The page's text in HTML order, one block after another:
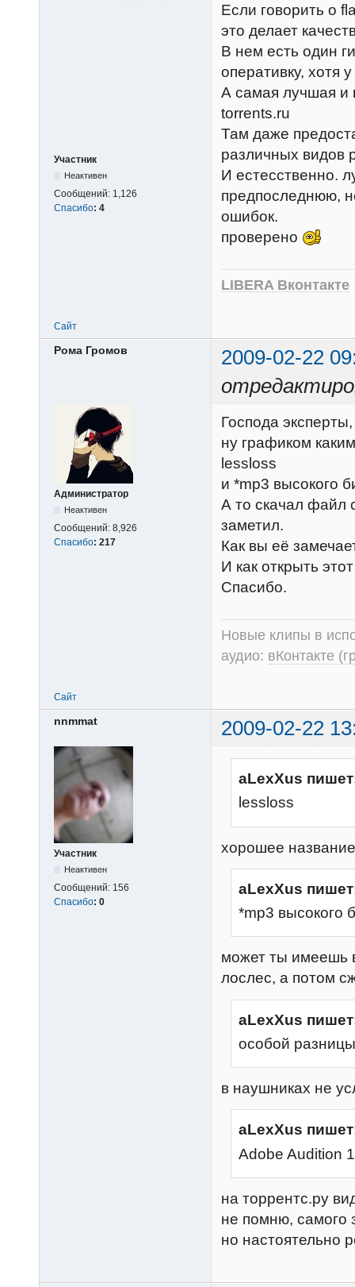
Участник
Неактивен
Сообщений: 1,126
Спасибо: 4
Если говорить о
это делает
В нем есть один
оперативку, хотя
А самая лучшая и
torrents.ru
Там даже
различных видов
И естесственно.
предпоследнюю,
ошибок.
проверено
LIBERA Вконтакте
Сайт
Рома Громов
2009-02-22
Администратор
Неактивен
Сообщений: 8,926
Спасибо: 217
Господа
ну графиком
lessloss
и *mp3 высокого
А то скачал файл
заметил.
Как вы её
И как открыть
Спасибо.
Новые клипы в
аудио: вКонтакте
Сайт
nnmmat 2009-02-22
Участник
Неактивен
Сообщений: 156
Спасибо: 0
aLexXus
lessloss
хорошее
aLexXus
*mp3 высокого
может ты имеешь
лослес, а потом
aLexXus
особой
в наушниках не
aLexXus
Adobe Audition
на торрентс.ру
не помню, самого
но настоятельно